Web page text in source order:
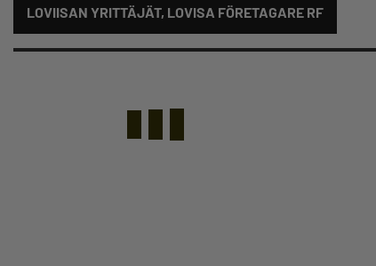
LOVIISAN YRITTÄJÄT, LOVISA FÖRETAGARE RF
Suodata hakutuloksia: näytä kaikki sisältö